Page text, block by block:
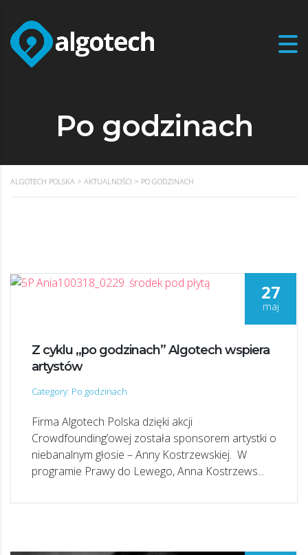
Po godzinach
ALGOTECH POLSKA > AKTUALNOŚCI > PO GODZINACH
27
maj
Z cyklu „po godzinach” Algotech wspiera
artystów
Category: Po godzinach
Firma Algotech Polska dzięki akcji
Crowdfounding’owej została sponsorem artystki o
niebanalnym głosie – Anny Kostrzewskiej. W
programie Prawy do Lewego, Anna Kostrzews...